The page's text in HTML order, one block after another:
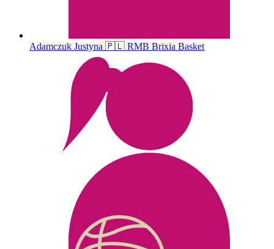
Adamczuk Justyna 🇵🇱 RMB Brixia Basket